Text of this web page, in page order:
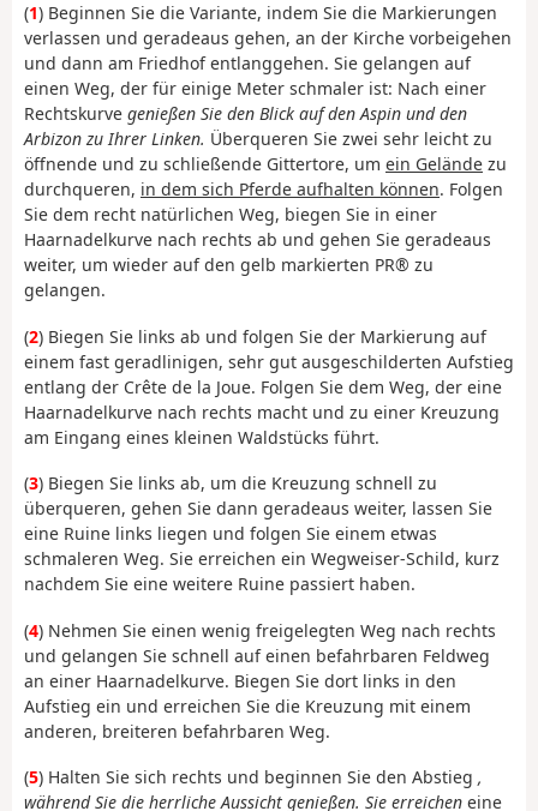
(1) Beginnen Sie die Variante, indem Sie die Markierungen
verlassen und geradeaus gehen, an der Kirche vorbeigehen
und dann am Friedhof entlanggehen. Sie gelangen auf
einen Weg, der für einige Meter schmaler ist: Nach einer
Rechtskurve genießen Sie den Blick auf den Aspin und den
Arbizon zu Ihrer Linken. Überqueren Sie zwei sehr leicht zu
öffnende und zu schließende Gittertore, um ein Gelände zu
durchqueren, in dem sich Pferde aufhalten können. Folgen
Sie dem recht natürlichen Weg, biegen Sie in einer
Haarnadelkurve nach rechts ab und gehen Sie geradeaus
weiter, um wieder auf den gelb markierten PR® zu
gelangen.
(2) Biegen Sie links ab und folgen Sie der Markierung auf
einem fast geradlinigen, sehr gut ausgeschilderten Aufstieg
entlang der Crête de la Joue. Folgen Sie dem Weg, der eine
Haarnadelkurve nach rechts macht und zu einer Kreuzung
am Eingang eines kleinen Waldstücks führt.
(3) Biegen Sie links ab, um die Kreuzung schnell zu
überqueren, gehen Sie dann geradeaus weiter, lassen Sie
eine Ruine links liegen und folgen Sie einem etwas
schmaleren Weg. Sie erreichen ein Wegweiser-Schild, kurz
nachdem Sie eine weitere Ruine passiert haben.
(4) Nehmen Sie einen wenig freigelegten Weg nach rechts
und gelangen Sie schnell auf einen befahrbaren Feldweg
an einer Haarnadelkurve. Biegen Sie dort links in den
Aufstieg ein und erreichen Sie die Kreuzung mit einem
anderen, breiteren befahrbaren Weg.
(5) Halten Sie sich rechts und beginnen Sie den Abstieg ,
während Sie die herrliche Aussicht genießen. Sie erreichen eine